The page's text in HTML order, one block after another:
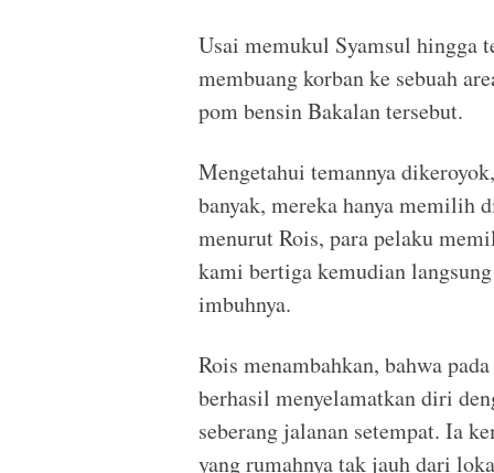
Usai memukul Syamsul hingga
membuang korban ke sebuah
pom bensin Bakalan tersebut.
Mengetahui temannya
banyak, mereka hanya memilih
menurut Rois, para pelaku
kami bertiga kemudian
imbuhnya.
Rois menambahkan, bahwa
berhasil menyelamatkan diri
seberang jalanan setempat. Ia
yang rumahnya tak jauh dari